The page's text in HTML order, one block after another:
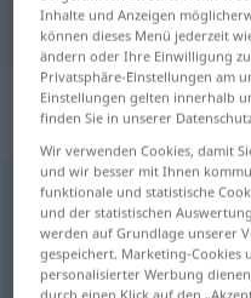
"illasinnad"
„illasinnad“:
illasinnadadj
Übersicht aller
(Für mehr Details die
Inhalte und Anzeigen
können dieses Menü jederzeit
ändern oder Ihre Einwilligung
Privatsphäre-Einstellungen am
Einstellungen gelten innerhalb
finden Sie in unserer
Wir verwenden Cookies, damit
und wir besser mit Ihnen
funktionale und statistische
und der statistischen
werden auf Grundlage unserer
gespeichert. Marketing-Cookies
personalisierter Werbung